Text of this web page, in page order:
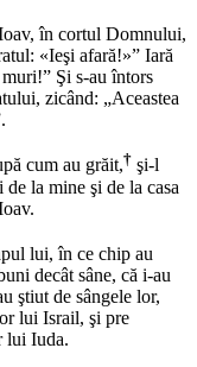
în cortul Domnului,
«Ieşi afară!»” Iară
Şi s-au întors
zicând: „Aceastea
cum au grăit,† şi-l
la mine şi de la casa
lui, în ce chip au
decât sâne, că i-au
ştiut de sângele lor,
lui Israil, şi pre
lui Iuda.